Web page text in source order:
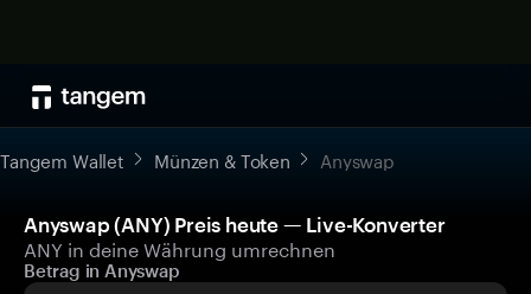
Tangem Wallet Münzen & Token Anyswap
Anyswap (ANY) Preis heute — Live-Konverter
ANY in deine Währung umrechnen
Betrag in Anyswap